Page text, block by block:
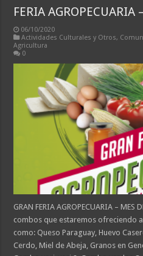
FERIA AGROPECUARIA
06/10/2020
Actividades Culturales y Otros,
Agricultura
0
GRAN FERIA AGROPECUARIA –
combos que estaremos ofreciendo
como: Queso Paraguay, Huevo
Cerdo, Miel de Abeja, Granos en